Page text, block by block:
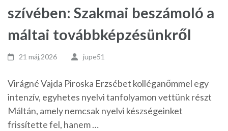
szívében: Szakmai beszámoló a
máltai továbbképzésünkről
21 máj,2026 jupe51
Virágné Vajda Piroska Erzsébet kolléganőmmel egy
intenzív, egyhetes nyelvi tanfolyamon vettünk részt
Máltán, amely nemcsak nyelvi készségeinket
frissítette fel, hanem …